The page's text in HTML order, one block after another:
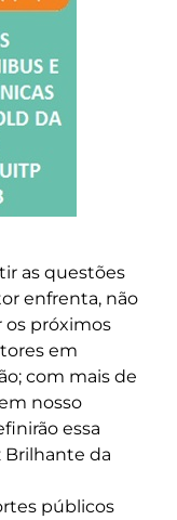
as questões
enfrenta, não
os próximos
em
com mais de
nosso
essa
Brilhante da
públicos